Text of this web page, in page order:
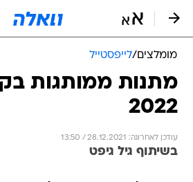
מומלצים/לייפסטייל
מתנות ממותגות
2022
עודכן לאחרונה: 28.12.2021 / 13:50
בשיתוף גיל גיפט